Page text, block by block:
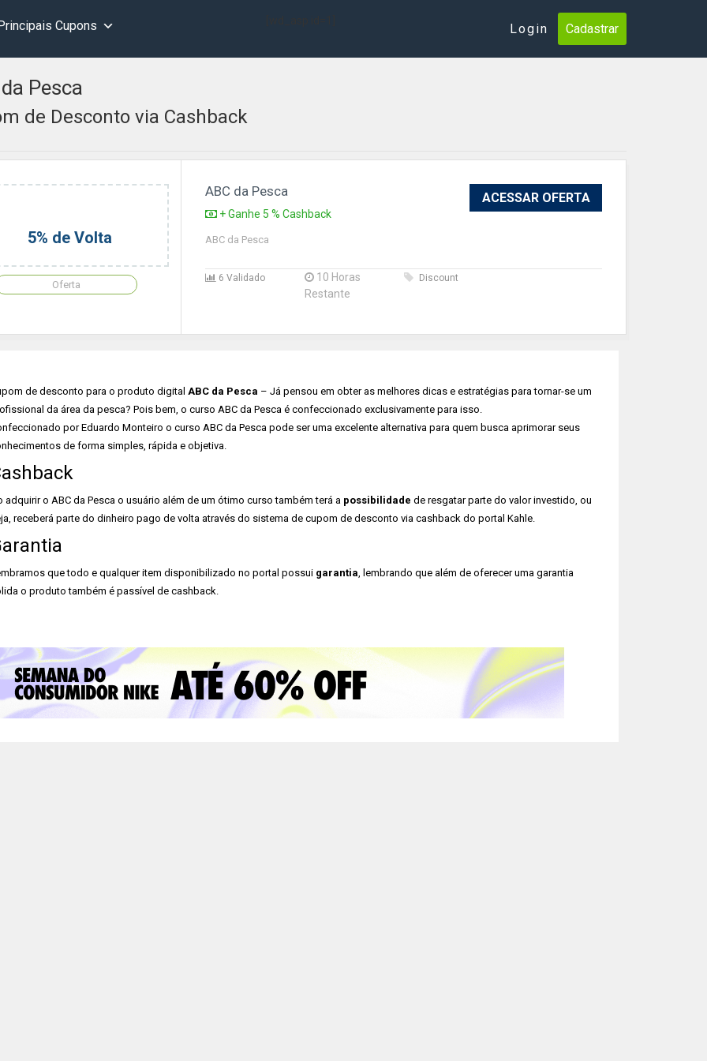
Cupons Login Cadastrar
Pesca
de Desconto via Cashback
5% de Volta
Oferta
ABC da Pesca
+ Ganhe 5 % Cashback
ACESSAR OFERTA
ABC da Pesca
6 Validado
10 Horas
Restante
Discount
de desconto para o produto digital ABC da Pesca – Já pensou em obter as melhores dicas e estratégias para tornar-se um
da área da pesca? Pois bem, o curso ABC da Pesca é confeccionado exclusivamente para isso.
por Eduardo Monteiro o curso ABC da Pesca pode ser uma excelente alternativa para quem busca aprimorar seus
de forma simples, rápida e objetiva.
adquirir o ABC da Pesca o usuário além de um ótimo curso também terá a possibilidade de resgatar parte do valor investido, ou
receberá parte do dinheiro pago de volta através do sistema de cupom de desconto via cashback do portal Kahle.
que todo e qualquer item disponibilizado no portal possui garantia, lembrando que além de oferecer uma garantia
o produto também é passível de cashback.